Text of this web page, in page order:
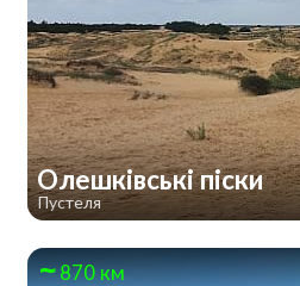
Олешківські піски
Пустеля
870 км